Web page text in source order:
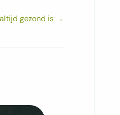
gezond is →